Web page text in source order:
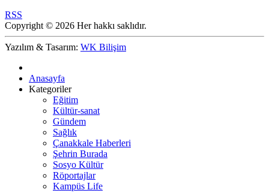
RSS
Copyright © 2026 Her hakkı saklıdır.
Yazılım & Tasarım: WK Bilişim
Anasayfa
Kategoriler
Eğitim
Kültür-sanat
Gündem
Sağlık
Çanakkale Haberleri
Şehrin Burada
Sosyo Kültür
Röportajlar
Kampüs Life